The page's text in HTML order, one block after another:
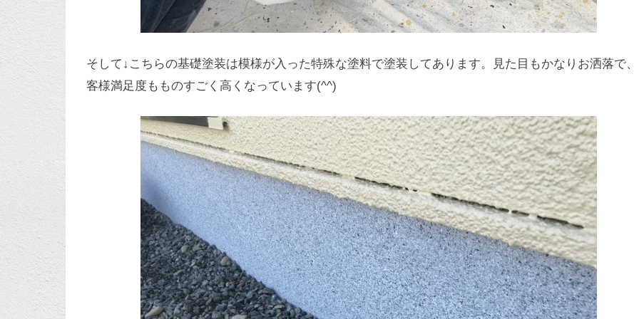
そして↓こちらの基礎塗装は模様が入った特殊な塗料で塗装してあります。見た目もかなりお洒落で
客様満足度もものすごく高くなっています(^^)